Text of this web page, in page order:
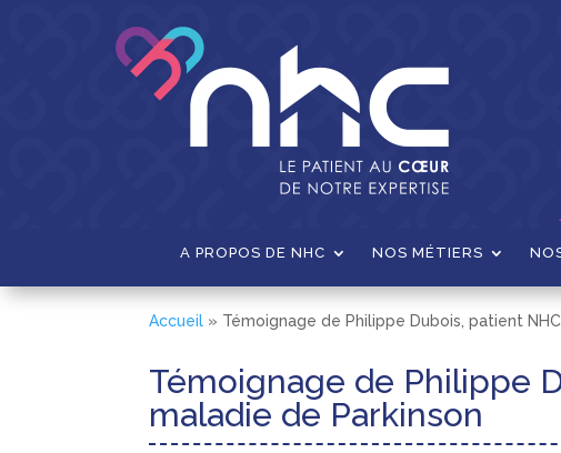
A PROPOS DE NHC NOS MÉTIERS
Accueil » Témoignage de Philippe Dubois, patient
Témoignage de Philippe
maladie de Parkinson